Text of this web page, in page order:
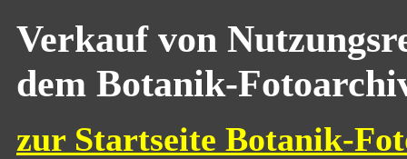
Verkauf von
dem Botanik-
zur Startseite Botanik-